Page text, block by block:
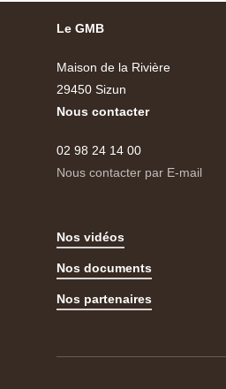
Le GMB
Maison de la Rivière
29450 Sizun
Nous contacter
02 98 24 14 00
Nous contacter par E-mail
Nos vidéos
Nos documents
Nos partenaires